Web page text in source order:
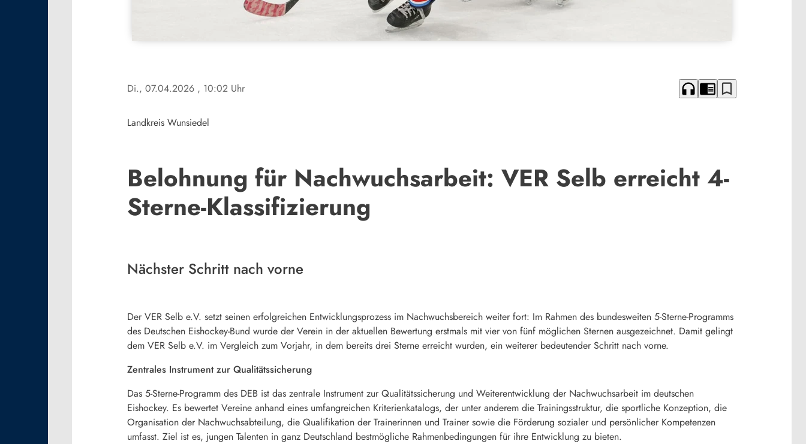
Di., 07.04.2026 , 10:02 Uhr headphones chrome_reader_mode bookmark_border
Landkreis Wunsiedel
Belohnung für Nachwuchsarbeit: VER Selb erreicht 4-
Sterne-Klassifizierung
Nächster Schritt nach vorne
Der VER Selb e.V. setzt seinen erfolgreichen Entwicklungsprozess im Nachwuchsbereich weiter fort: Im Rahmen des bundesweiten 5-Sterne-Programms
des Deutschen Eishockey-Bund wurde der Verein in der aktuellen Bewertung erstmals mit vier von fünf möglichen Sternen ausgezeichnet. Damit gelingt
dem VER Selb e.V. im Vergleich zum Vorjahr, in dem bereits drei Sterne erreicht wurden, ein weiterer bedeutender Schritt nach vorne.
Zentrales Instrument zur Qualitätssicherung
Das 5-Sterne-Programm des DEB ist das zentrale Instrument zur Qualitätssicherung und Weiterentwicklung der Nachwuchsarbeit im deutschen
Eishockey. Es bewertet Vereine anhand eines umfangreichen Kriterienkatalogs, der unter anderem die Trainingsstruktur, die sportliche Konzeption, die
Organisation der Nachwuchsabteilung, die Qualifikation der Trainerinnen und Trainer sowie die Förderung sozialer und persönlicher Kompetenzen
umfasst. Ziel ist es, jungen Talenten in ganz Deutschland bestmögliche Rahmenbedingungen für ihre Entwicklung zu bieten.